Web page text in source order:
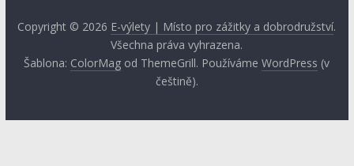
Copyright © 2026 E-výlety | Místo pro zážitky a dobrodružství.
Všechna práva vyhrazena.
Šablona: ColorMag od ThemeGrill. PoužívámeWordPress (v
češtině).